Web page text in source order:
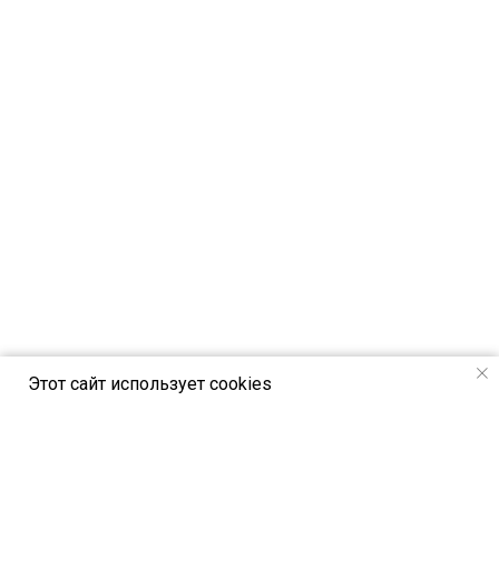
Этот сайт использует cookies